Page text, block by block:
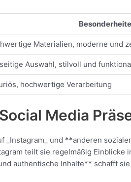
Materialien, moderne und
Auswahl, stilvoll und
hochwertige Verarbeitung
Media
_Instagram_ und **anderen
teilt sie regelmäßig Einblicke
authentische Inhalte** schafft